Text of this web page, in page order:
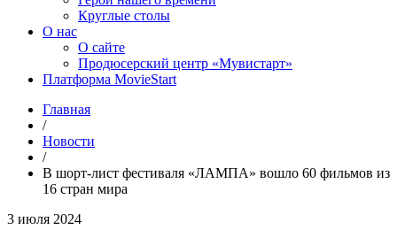
Круглые столы
О нас
О сайте
Продюсерский центр «Мувистарт»
Платформа MovieStart
Главная
/
Новости
/
В шорт-лист фестиваля «ЛАМПА» вошло 60 фильмов из
16 стран мира
3 июля 2024